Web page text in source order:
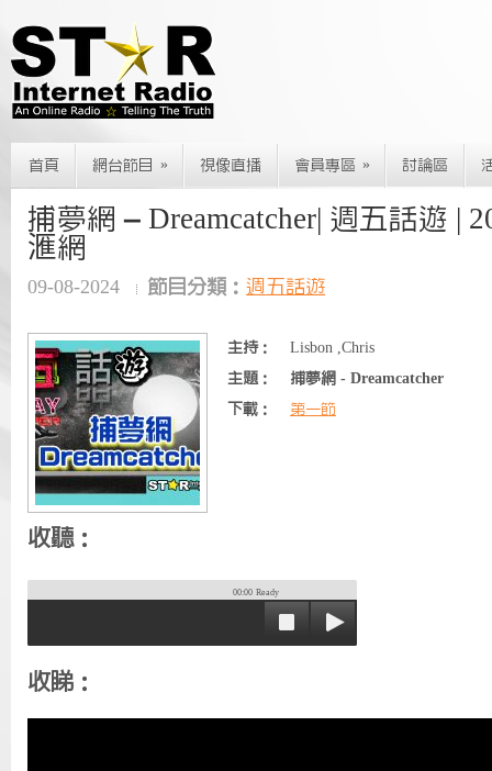
首頁 網台節目 » 視像直播 會員專區 » 討論區
捕夢網 – Dreamcatcher| 週五話遊 |
滙網
09-08-2024 節目分類： 週五話遊
主持：
Lisbon ,Chris
主題：
捕夢網 - Dreamcatcher
下載：
第一節
收聽：
00:00 Ready
收睇：